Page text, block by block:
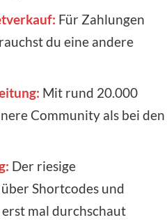
Für Zahlungen
du eine andere
Mit rund 20.000
Community als bei den
Der riesige
Shortcodes und
mal durchschaut